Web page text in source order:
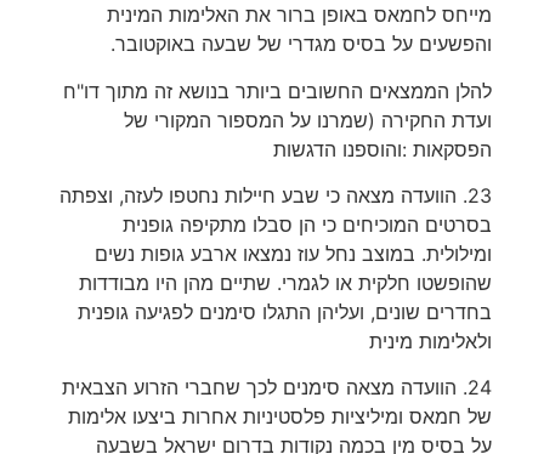
מייחס לחמאס באופן ברור את האלימות המינית
והפשעים על בסיס מגדרי של שבעה באוקטובר.
להלן הממצאים החשובים ביותר בנושא זה מתוך דו"ח
ועדת החקירה (שמרנו על המספור המקורי של
הפסקאות :והוספנו הדגשות
23. הוועדה מצאה כי שבע חיילות נחטפו לעזה, וצפתה
בסרטים המוכיחים כי הן סבלו מתקיפה גופנית
ומילולית. במוצב נחל עוז נמצאו ארבע גופות נשים
שהופשטו חלקית או לגמרי. שתיים מהן היו מבודדות
בחדרים שונים, ועליהן התגלו סימנים לפגיעה גופנית
ולאלימות מינית
24. הוועדה מצאה סימנים לכך שחברי הזרוע הצבאית
של חמאס ומיליציות פלסטיניות אחרות ביצעו אלימות
על בסיס מין בכמה נקודות בדרום ישראל בשבעה